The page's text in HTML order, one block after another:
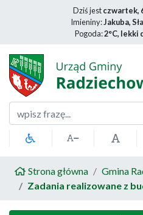
Dziś jestczwartek,
Imieniny:Jakuba,
Pogoda:2°C, lekki
Strona główna
Gmina
Zadania realizowane z